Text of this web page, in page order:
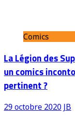
Comics
La Légion des
un comics
pertinent ?
29 octobre 2020 JB